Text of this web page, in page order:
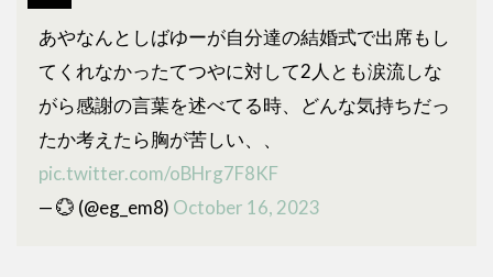
あやなんとしばゆーが自分達の結婚式で出席もし
てくれなかったてつやに対して2人とも涙流しな
がら感謝の言葉を述べてる時、どんな気持ちだっ
たか考えたら胸が苦しい、、
pic.twitter.com/oBHrg7F8KF
— 💮 (@eg_em8) October 16, 2023